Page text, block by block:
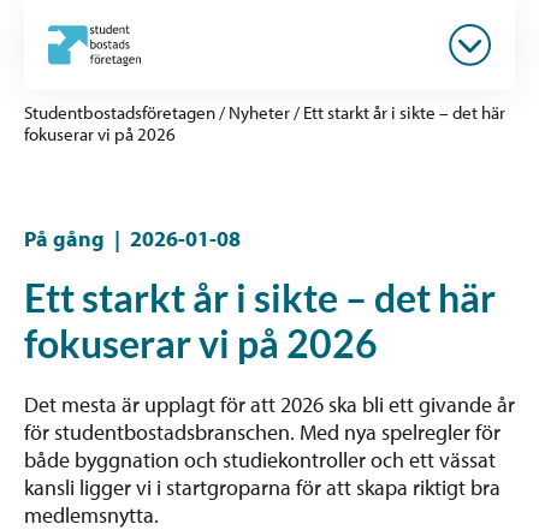
Studentbostadsföretagen/ Nyheter/ Ett starkt år i sikte – det här
fokuserar vi på 2026
På gång | 2026-01-08
Ett starkt år i sikte – det här
fokuserar vi på 2026
Det mesta är upplagt för att 2026 ska bli ett givande år
för studentbostadsbranschen. Med nya spelregler för
både byggnation och studiekontroller och ett vässat
kansli ligger vi i startgroparna för att skapa riktigt bra
medlemsnytta.